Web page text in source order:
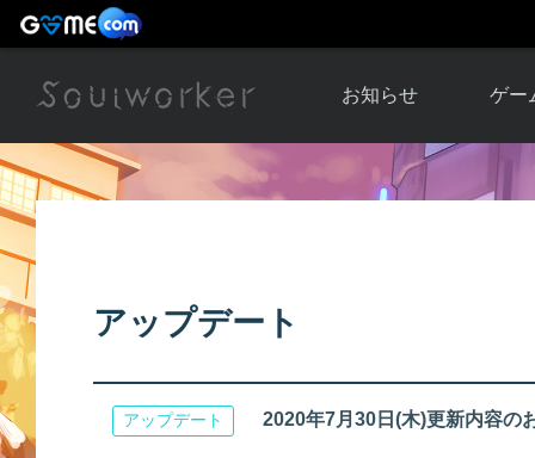
お知らせ
お知らせ一覧
ゲー
ソウ
アップ
アップデート
アップデート 2020年7月30日(木)更新内容の